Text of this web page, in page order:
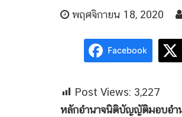
พฤศจิกายน 18, 2020
Facebook
Post Views: 3,227
หลักอำนาจนิติบัญญัติมอบอำ